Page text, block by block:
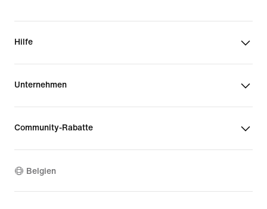
Hilfe
Unternehmen
Community-Rabatte
Belgien